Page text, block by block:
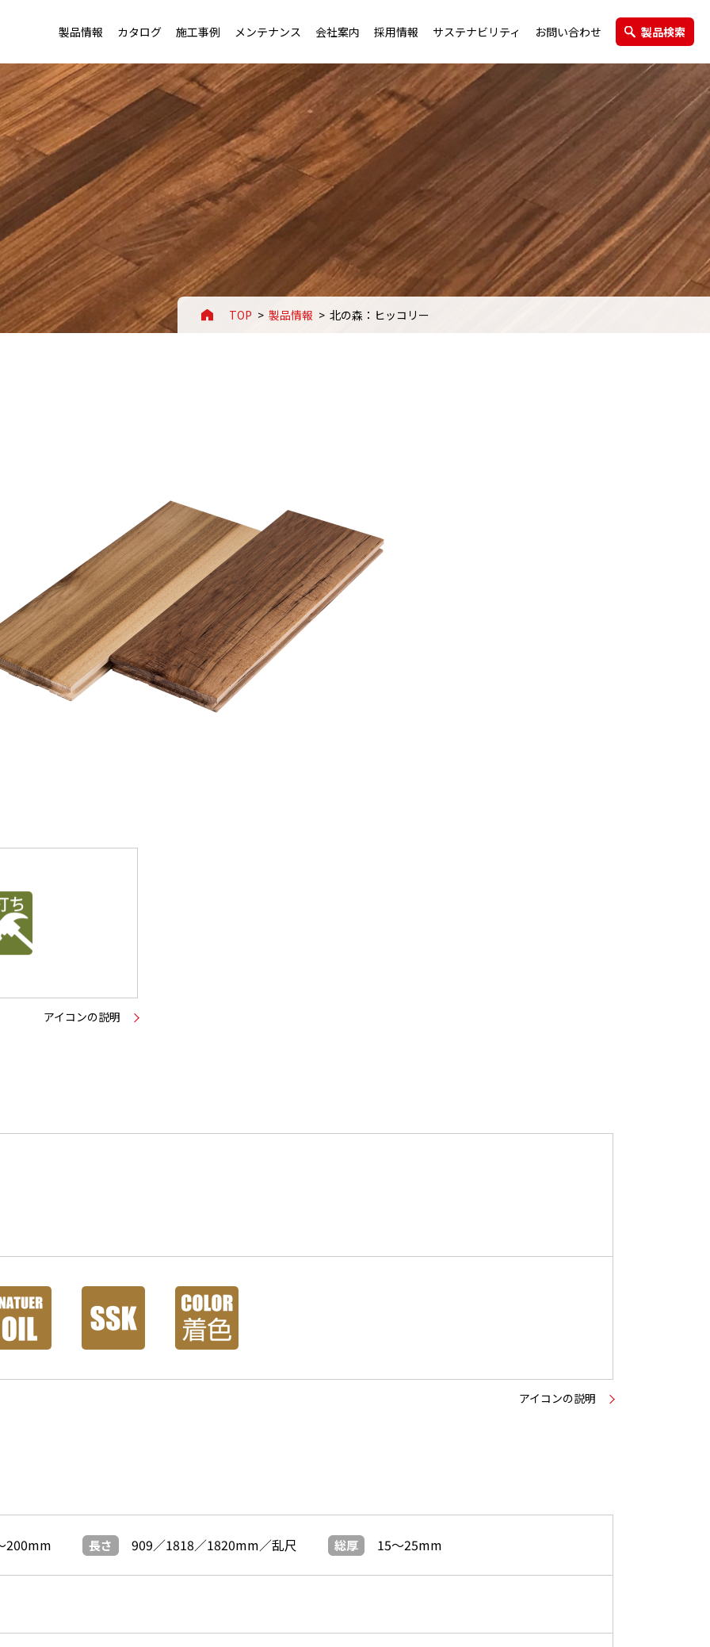
製品情報
ップ
フローリング
ーリング
老健施設・幼稚園用フローリング
店舗・ホテル用フローリング
スポーツ施設用フローリング
エクステリア製品
カタログ 施工事例 メンテナンス 会社案内
ップ
ージ
トアイデンティティ
会社概要・沿革
事業案内
拠点一覧
グループ会社
採用情報 サステナビリティ お問い合わせ 製品検索
TOP 製品情報 北の森：ヒッコリー
アイコンの説明
アイコンの説明
200mm 長さ 909／1818／1820mm／乱尺 総厚 15～25mm